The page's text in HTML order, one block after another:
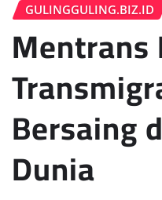
GULINGGULING.BIZ.ID
Mentrans
Bersaing
Dunia